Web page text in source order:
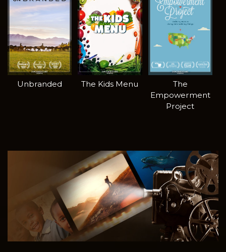
Unbranded The Kids Menu
The
Empowerment
Project